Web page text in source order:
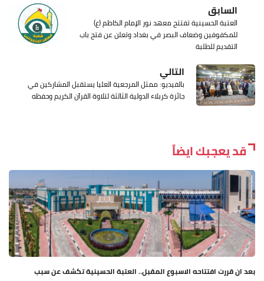
السابق
العتبة الحسينية تفتتح معهد نور الإمام الكاظم (ع)
للمكفوفين وضعاف البصر في بغداد وتعلن عن فتح باب
التقديم للطلبة
التالي
بالفيديو: ممثل المرجعية العليا يستقبل المشاركين في
جائزة كربلاء الدولية الثالثة لتلاوة القرآن الكريم وحفظه
قد يعجبك ايضاً
بعد ان قررت افتتاحه الاسبوع المقبل.. العتبة الحسينية تكشف عن سبب